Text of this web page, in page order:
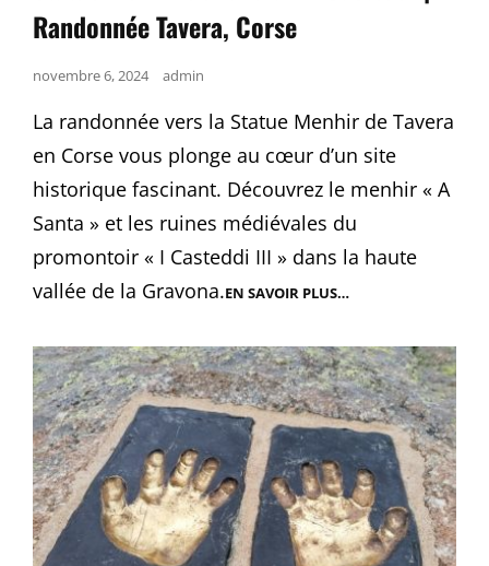
Randonnée Tavera, Corse
Posted
novembre 6, 2024 admin
La randonnée vers la Statue Menhir de Tavera
en Corse vous plonge au cœur d’un site
historique fascinant. Découvrez le menhir « A
Santa » et les ruines médiévales du
promontoir « I Casteddi III » dans la haute
vallée de la Gravona.EN SAVOIR PLUS…
TAVERA
–
I
CASTEDDI
|
RANDONNÉE
TAVERA,
CORSE